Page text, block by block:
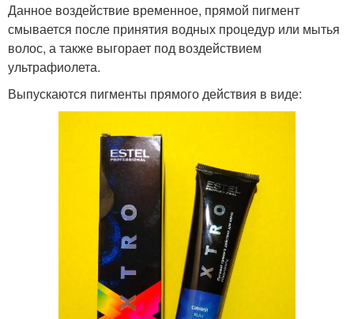
Данное воздействие временное, прямой пигмент
смывается после принятия водных процедур или мытья
волос, а также выгорает под воздействием
ультрафиолета.
Выпускаются пигменты прямого действия в виде: